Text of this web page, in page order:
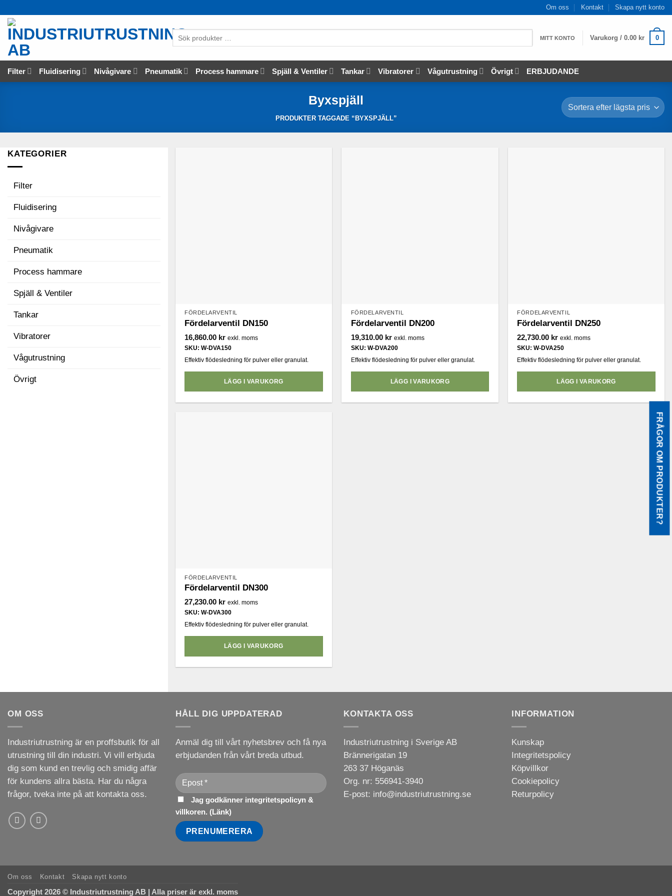
content
Om oss Kontakt Skapa nytt konto
produkter
MITT KONTO Varukorg /0.00 kr 0
Filter Fluidisering Nivågivare Pneumatik Process hammare Spjäll & Ventiler Tankar Vibratorer Vågutrustning Övrigt ERBJUDANDE
Byxspjäll
PRODUKTER TAGGADE “BYXSPJÄLL”
KATEGORIER
Filter
Fluidisering
Nivågivare
Pneumatik
Process hammare
Spjäll & Ventiler
Tankar
Vibratorer
Vågutrustning
Övrigt
FÖRDELARVENTIL
Fördelarventil DN150
16,860.00 kr exkl. moms
SKU: W-DVA150
Effektiv flödesledning för pulver eller granulat.
LÄGG I VARUKORG
FÖRDELARVENTIL
Fördelarventil DN200
19,310.00 kr exkl. moms
SKU: W-DVA200
Effektiv flödesledning för pulver eller granulat.
LÄGG I VARUKORG
FÖRDELARVENTIL
Fördelarventil DN250
22,730.00 kr exkl. moms
SKU: W-DVA250
Effektiv flödesledning för pulver eller granulat.
LÄGG I VARUKORG
FÖRDELARVENTIL
Fördelarventil DN300
27,230.00 kr exkl. moms
SKU: W-DVA300
Effektiv flödesledning för pulver eller granulat.
LÄGG I VARUKORG
FRÅGOR OM PRODUKTER?
OM OSS
Industriutrustning är en proffsbutik för all
utrustning till din industri. Vi vill erbjuda
dig som kund en trevlig och smidig affär
för kundens allra bästa. Har du några
frågor, tveka inte på att kontakta oss.
HÅLL DIG UPPDATERAD
Anmäl dig till vårt nyhetsbrev och få nya
erbjudanden från vårt breda utbud.
Jag godkänner integritetspolicyn &
villkoren. (Länk)
KONTAKTA OSS
Industriutrustning i Sverige AB
Brännerigatan 19
263 37 Höganäs
Org. nr: 556941-3940
E-post: info@industriutrustning.se
INFORMATION
Kunskap
Integritetspolicy
Köpvillkor
Cookiepolicy
Returpolicy
Om oss Kontakt Skapa nytt konto
Copyright 2026 © Industriutrustning AB | Alla priser är exkl. moms